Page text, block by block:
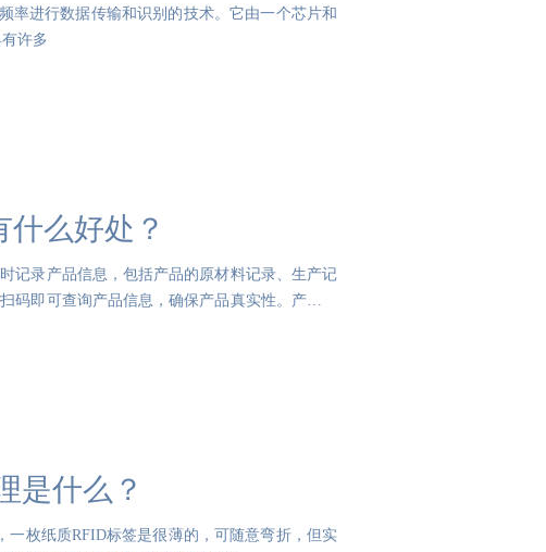
率进行数据传输和识别的技术。它由一个芯片和
许多
么好处？
记录产品信息，包括产品的原材料记录、生产记
码即可查询产品信息，确保产品真实性。产品防
是什么？
枚纸质RFID标签是很薄的，可随意弯折，但实